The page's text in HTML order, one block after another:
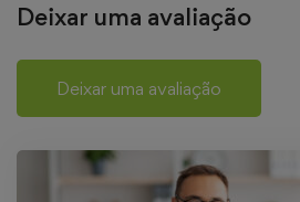
Deixar uma avaliação
Deixar uma avaliação